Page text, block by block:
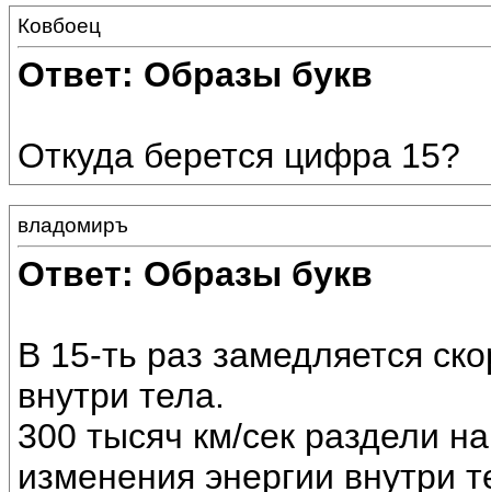
Ковбоец
Ответ: Образы букв
Откуда берется цифра 15?
владомиръ
Ответ: Образы букв
В 15-ть раз замедляется
внутри тела.
300 тысяч км/сек раздели
изменения энергии внутри